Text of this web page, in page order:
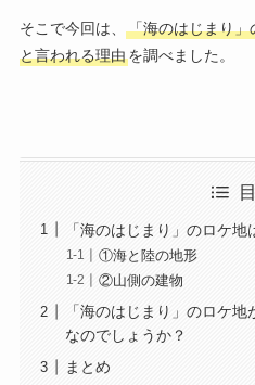
そこで今回は、
「海のはじまり」
と言われる理由を調べました。
「海のはじまり」のロケ地
①海と陸の地形
②山側の建物
「海のはじまり」のロケ
なのでしょうか？
まとめ